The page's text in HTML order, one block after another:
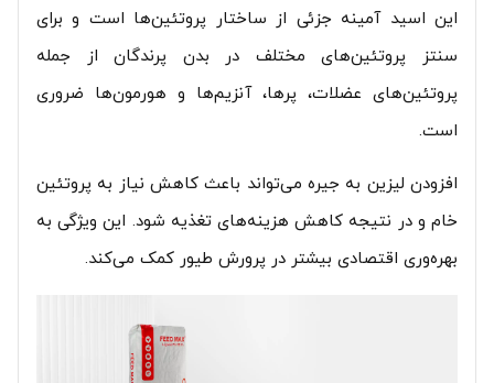
این اسید آمینه جزئی از ساختار پروتئین‌ها است و برای
سنتز پروتئین‌های مختلف در بدن پرندگان از جمله
پروتئین‌های عضلات، پرها، آنزیم‌ها و هورمون‌ها ضروری
است.
افزودن لیزین به جیره می‌تواند باعث کاهش نیاز به پروتئین
خام و در نتیجه کاهش هزینه‌های تغذیه شود. این ویژگی به
بهره‌وری اقتصادی بیشتر در پرورش طیور کمک می‌کند.